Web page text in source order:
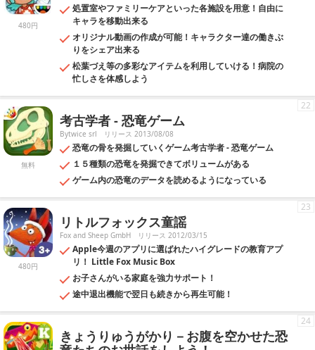
480円
処置室やファミリーケアといった各施設を用意！自由に
キャラを移動出来る
オリジナル動画の作成が可能！キャラクター達の働きぶ
りをシェア出来る
松葉づえ等の多彩なアイテムを利用していける！病院の
忙しさを体感しよう
無料
考古学者 - 恐竜ゲーム
Bytwice srl リリース 2013/08/08
恐竜の骨を発掘していくゲーム考古学者 - 恐竜ゲーム
１５種類の恐竜を発掘できてボリュームがある
ゲーム内の恐竜のデータを読めるようになっている
22
480円
リトルフォックス童謡
Fox and Sheep GmbH リリース 2012/03/15
Apple今週のアプリに選ばれたハイグレードの教育アプ
リ！ Little Fox Music Box
お子さんがいる家庭を強力サポート！
途中退出機能で翌日も続きから再生可能！
23
きょうりゅうがかり－お腹を空かせた恐
24